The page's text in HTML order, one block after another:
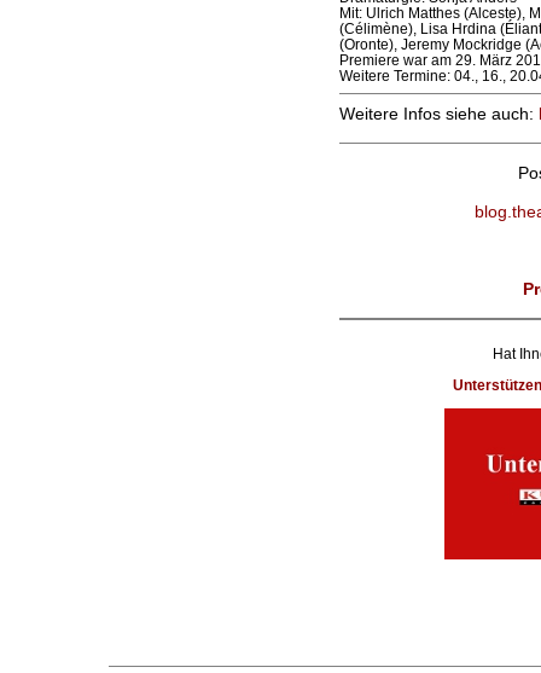
Mit: Ulrich Matthes (Alceste),
(Célimène), Lisa Hrdina
(Oronte), Jeremy Mockridge
Premiere war am 29. März
Weitere Termine: 04., 16.,
Weitere Infos siehe auch:
Hat